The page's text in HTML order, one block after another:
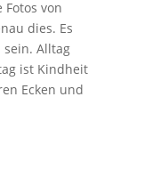
von
dies. Es
sein. Alltag
ist Kindheit
Ecken und